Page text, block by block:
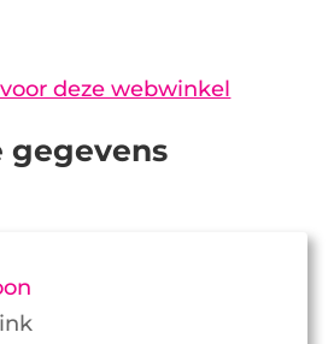
deze webwinkel
gegevens